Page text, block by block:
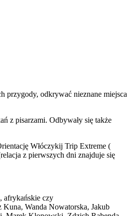
przygody, odkrywać nieznane miejsca
z pisarzami. Odbywały się także
Włóczykij Trip Extreme (
z pierwszych dni znajduje się
afrykańskie czy
Wanda Nowatorska, Jakub